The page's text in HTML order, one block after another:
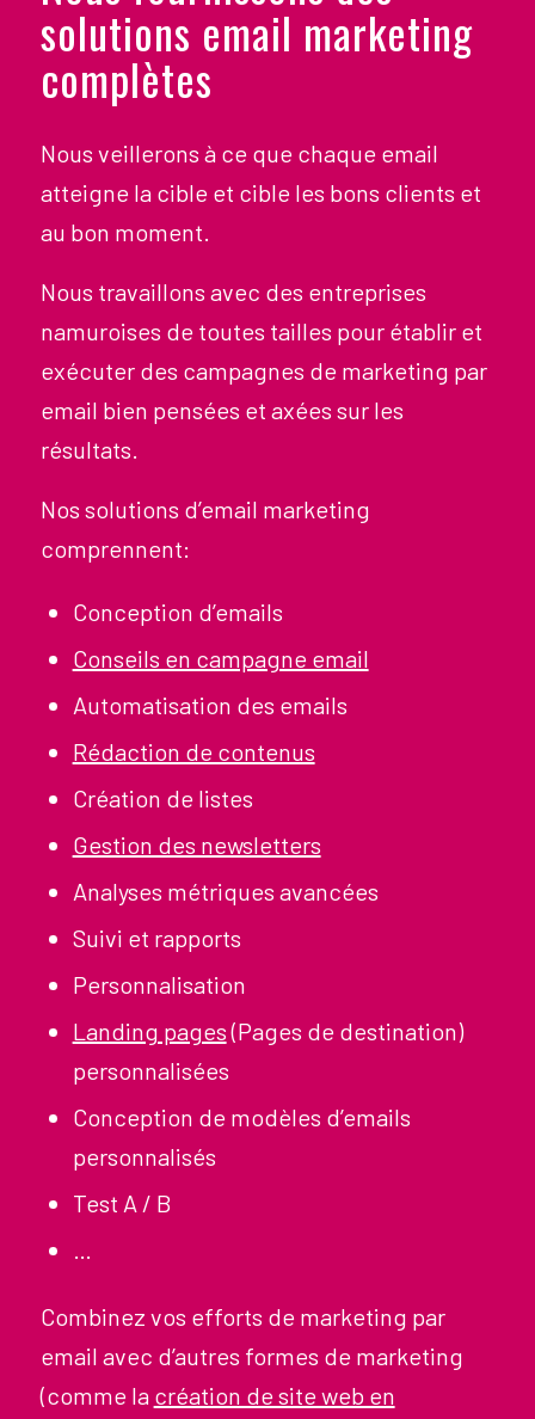
solutions email marketing
complètes
Nous veillerons à ce que chaque email
atteigne la cible et cible les bons clients et
au bon moment.
Nous travaillons avec des entreprises
namuroises de toutes tailles pour établir et
exécuter des campagnes de marketing par
email bien pensées et axées sur les
résultats.
Nos solutions d’email marketing
comprennent:
Conception d’emails
Conseils en campagne email
Automatisation des emails
Rédaction de contenus
Création de listes
Gestion des newsletters
Analyses métriques avancées
Suivi et rapports
Personnalisation
Landing pages(Pages de destination)
personnalisées
Conception de modèles d’emails
personnalisés
Test A / B
…
Combinez vos efforts de marketing par
email avec d’autres formes de marketing
(comme la création de site web en